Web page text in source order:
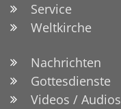
Service
Weltkirche
Nachrichten
Gottesdienste
Videos / Audios